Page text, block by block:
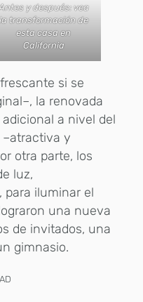
y después: vea
transformación de
esta casa en
California
si se
la renovada
a nivel del
y
otra parte, los
luz,
para iluminar el
una nueva
de invitados, una
gimnasio.